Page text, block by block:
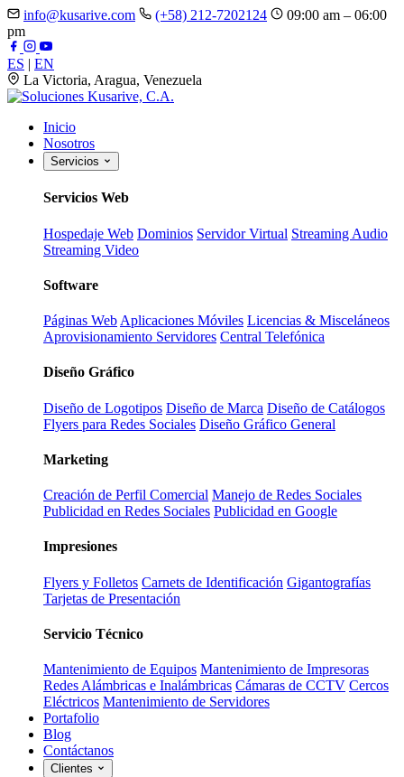
info@kusarive.com (+58) 212-7202124
09:00 am – 06:00
pm
ES | EN
La Victoria, Aragua, Venezuela
Inicio
Nosotros
Servicios
Servicios Web
Hospedaje Web Dominios Servidor Virtual Streaming Audio
Streaming Video
Software
Páginas Web Aplicaciones Móviles Licencias & Misceláneos
Aprovisionamiento Servidores Central Telefónica
Diseño Gráfico
Diseño de Logotipos Diseño de Marca Diseño de Catálogos
Flyers para Redes Sociales Diseño Gráfico General
Marketing
Creación de Perfil Comercial Manejo de Redes Sociales
Publicidad en Redes Sociales Publicidad en Google
Impresiones
Flyers y Folletos Carnets de Identificación Gigantografías
Tarjetas de Presentación
Servicio Técnico
Mantenimiento de Equipos Mantenimiento de Impresoras
Redes Alámbricas e Inalámbricas Cámaras de CCTV Cercos
Eléctricos Mantenimiento de Servidores
Portafolio
Blog
Contáctanos
Clientes